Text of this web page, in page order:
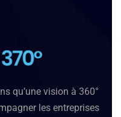
qu’une vision à 360°
les entreprises